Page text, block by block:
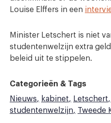
Louise Elffers in een
Minister Letschert is niet
studentenwelzijn extra
beleid uit te stippelen.
Categorieën & Tags
Nieuws
kabinet Letschert
studentenwelzijn
Tweede